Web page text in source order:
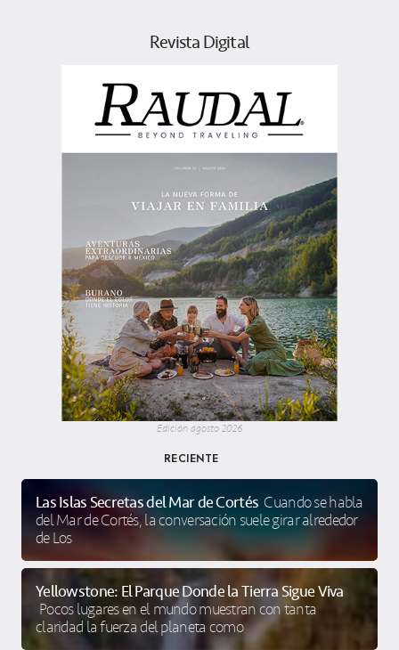
Revista Digital
Edición agosto 2026
RECIENTE
Las Islas Secretas del Mar de Cortés Cuando se habla
del Mar de Cortés, la conversación suele girar alrededor
de Los
Yellowstone: El Parque Donde la Tierra Sigue Viva
Pocos lugares en el mundo muestran con tanta
claridad la fuerza del planeta como